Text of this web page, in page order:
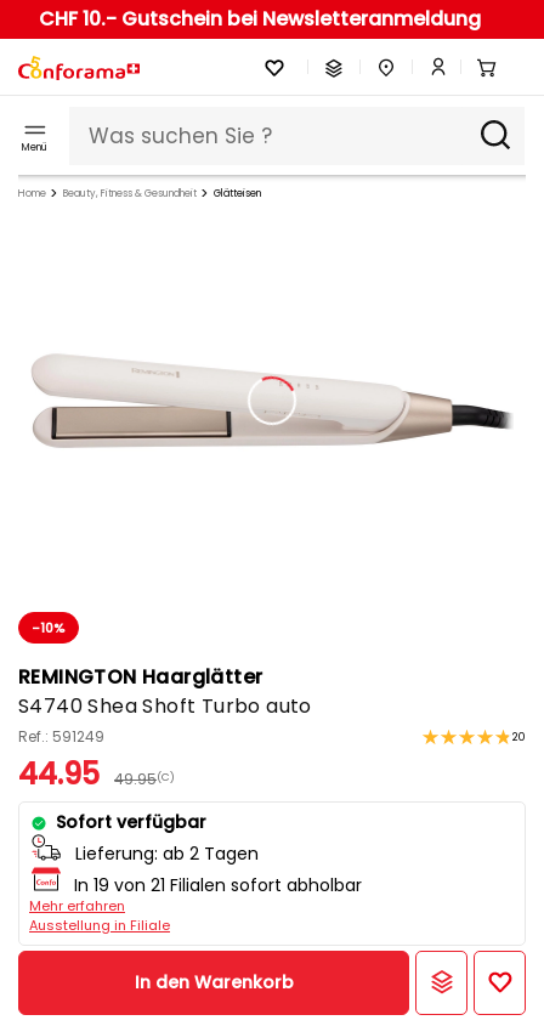
CHF 10.- Gutschein bei Newsletteranmeldung
Menü
Home Beauty, Fitness & Gesundheit Glätteisen
-10%
REMINGTON Haarglätter
S4740 Shea Shoft Turbo auto
Ref.: 591249 20
44.95 49.95(C)
Sofort verfügbar
Lieferung: ab 2 Tagen
In 19 von 21 Filialen sofort abholbar
Mehr erfahren
Ausstellung in Filiale
In den Warenkorb